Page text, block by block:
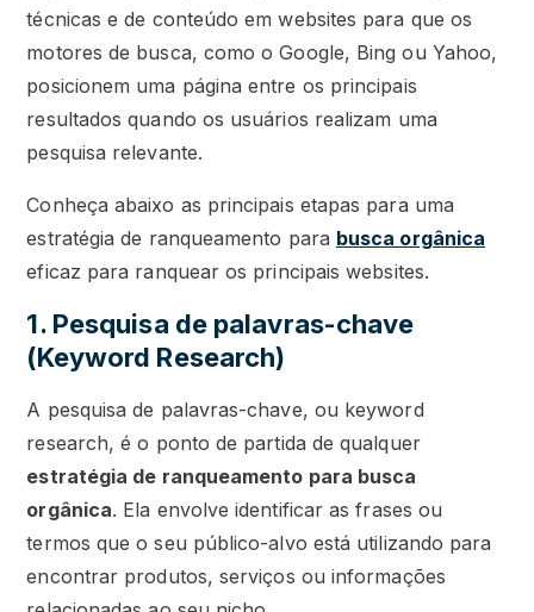
técnicas e de conteúdo em websites para que os
motores de busca, como o Google, Bing ou Yahoo,
posicionem uma página entre os principais
resultados quando os usuários realizam uma
pesquisa relevante.
Conheça abaixo as principais etapas para uma
estratégia de ranqueamento para busca orgânica
eficaz para ranquear os principais websites.
1. Pesquisa de palavras-chave
(Keyword Research)
A pesquisa de palavras-chave, ou keyword
research, é o ponto de partida de qualquer
estratégia de ranqueamento para busca
orgânica. Ela envolve identificar as frases ou
termos que o seu público-alvo está utilizando para
encontrar produtos, serviços ou informações